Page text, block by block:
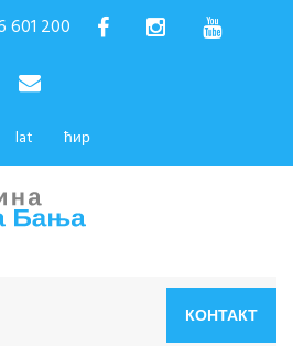
601 200
lat ћир
КОНТАКТ